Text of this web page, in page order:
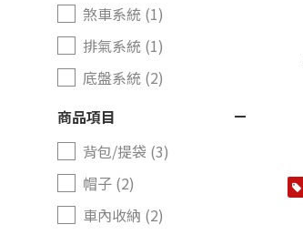
煞車系統 (1)
排氣系統 (1)
底盤系統 (2)
商品項目
背包/提袋 (3)
帽子 (2)
車內收納 (2)